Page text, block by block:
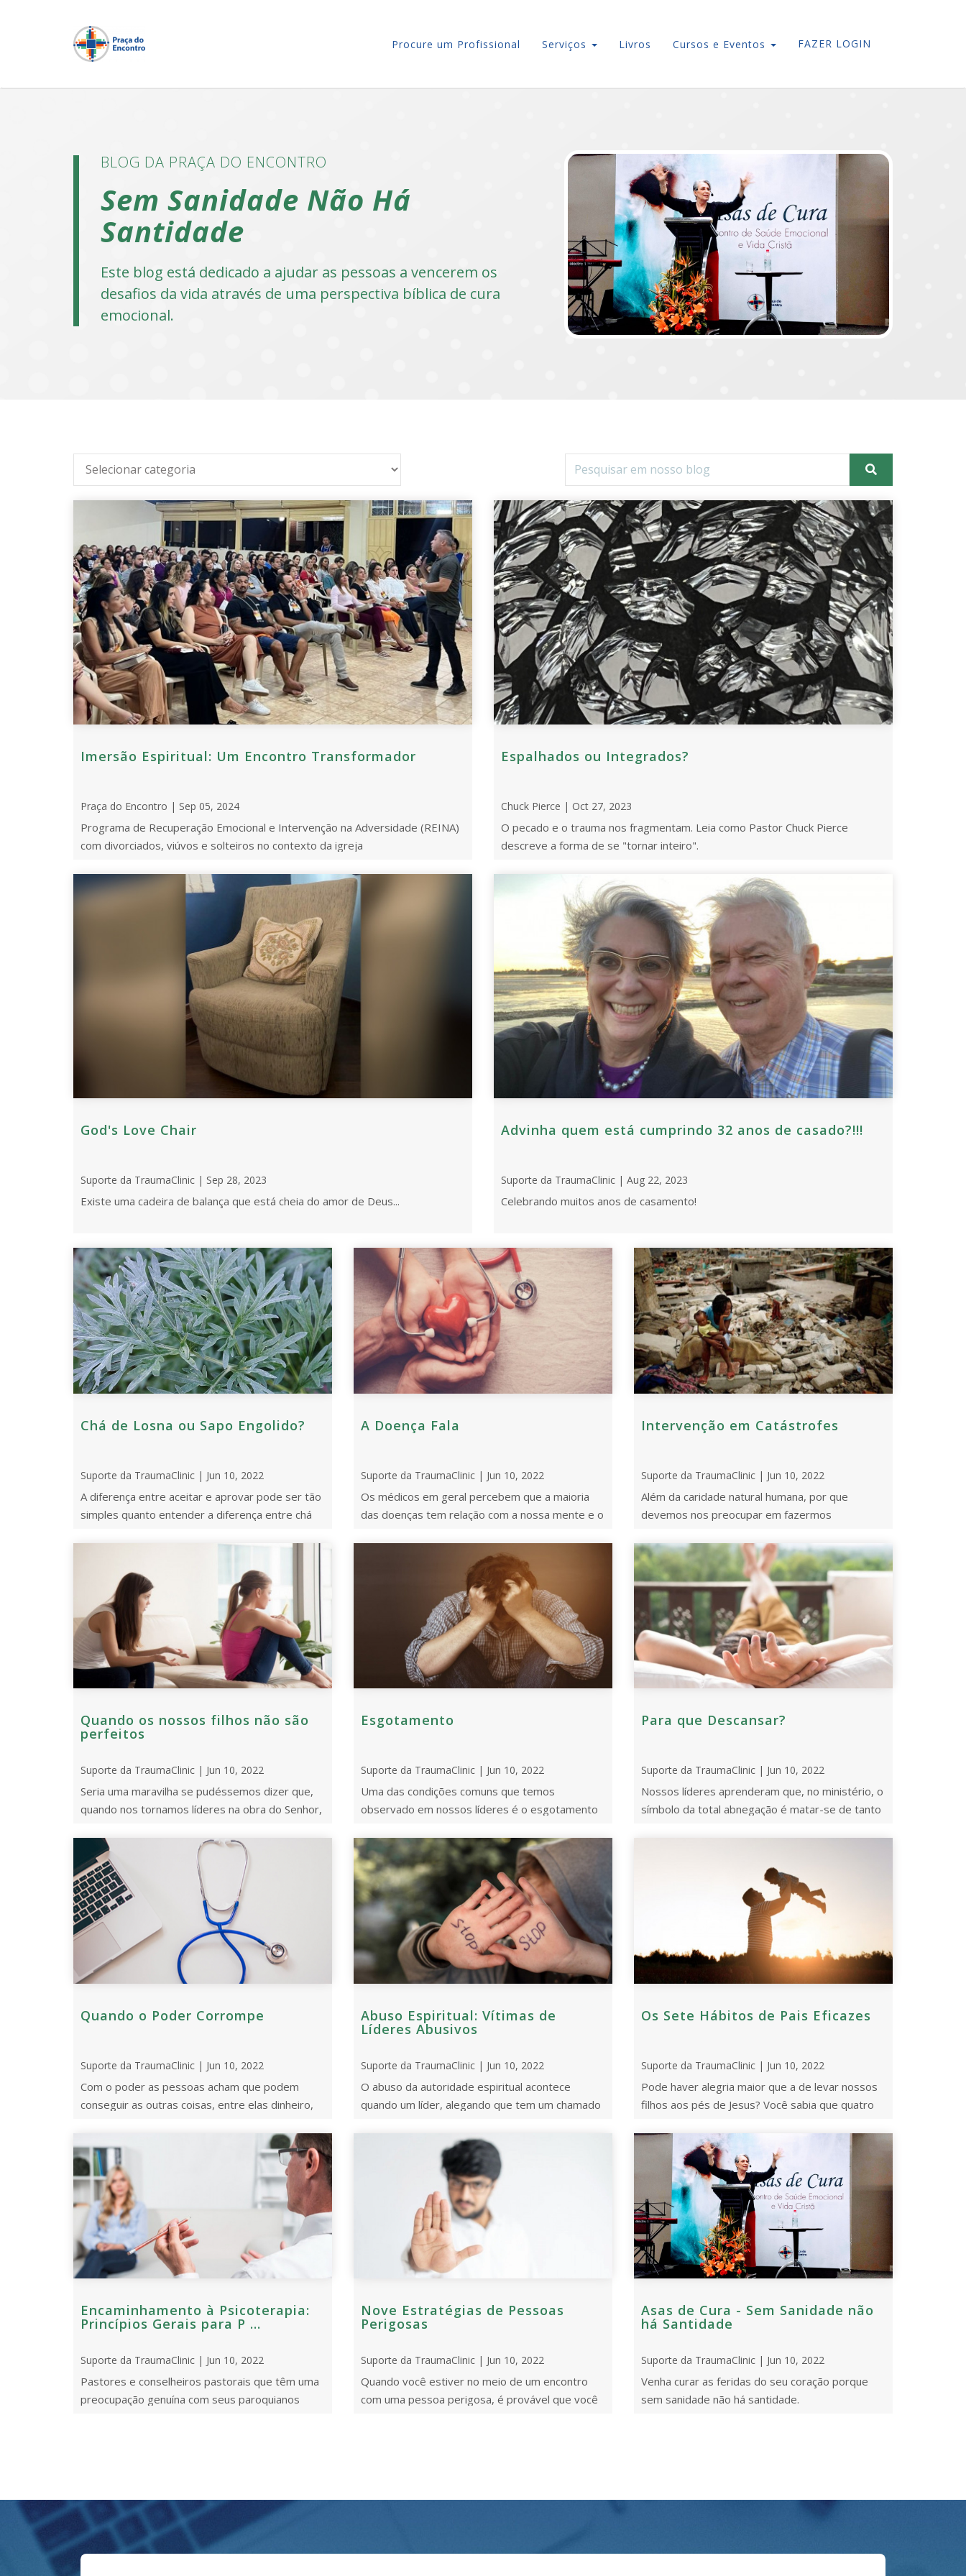
FAZER LOGIN
Procure um Profissional Serviços Livros Cursos e Eventos
BLOG DA PRAÇA DO ENCONTRO
Sem Sanidade Não Há
Santidade
Este blog está dedicado a ajudar as pessoas a vencerem os
desafios da vida através de uma perspectiva bíblica de cura
emocional.
Imersão Espiritual: Um Encontro Transformador
Praça do Encontro | Sep 05, 2024
Programa de Recuperação Emocional e Intervenção na Adversidade (REINA)
com divorciados, viúvos e solteiros no contexto da igreja
Espalhados ou Integrados?
Chuck Pierce | Oct 27, 2023
O pecado e o trauma nos fragmentam. Leia como Pastor Chuck Pierce
descreve a forma de se "tornar inteiro".
God's Love Chair
Suporte da TraumaClinic | Sep 28, 2023
Existe uma cadeira de balança que está cheia do amor de Deus...
Advinha quem está cumprindo 32 anos de casado?!!!
Suporte da TraumaClinic | Aug 22, 2023
Celebrando muitos anos de casamento!
Chá de Losna ou Sapo Engolido?
Suporte da TraumaClinic | Jun 10, 2022
A diferença entre aceitar e aprovar pode ser tão
simples quanto entender a diferença entre chá
A Doença Fala
Suporte da TraumaClinic | Jun 10, 2022
Os médicos em geral percebem que a maioria
das doenças tem relação com a nossa mente e o
Intervenção em Catástrofes
Suporte da TraumaClinic | Jun 10, 2022
Além da caridade natural humana, por que
devemos nos preocupar em fazermos
catástrofes? Há muitas razões ...
Quando os nossos filhos não são
perfeitos
Suporte da TraumaClinic | Jun 10, 2022
Seria uma maravilha se pudéssemos dizer que,
quando nos tornamos líderes na obra do Senhor,
Esgotamento
Suporte da TraumaClinic | Jun 10, 2022
Uma das condições comuns que temos
observado em nossos líderes é o esgotamento
(literalmente, [... ...
Para que Descansar?
Suporte da TraumaClinic | Jun 10, 2022
Nossos líderes aprenderam que, no ministério, o
símbolo da total abnegação é matar-se de tanto
Quando o Poder Corrompe
Suporte da TraumaClinic | Jun 10, 2022
Com o poder as pessoas acham que podem
conseguir as outras coisas, entre elas dinheiro,
Abuso Espiritual: Vítimas de
Líderes Abusivos
Suporte da TraumaClinic | Jun 10, 2022
O abuso da autoridade espiritual acontece
quando um líder, alegando que tem um chamado
Os Sete Hábitos de Pais Eficazes
Suporte da TraumaClinic | Jun 10, 2022
Pode haver alegria maior que a de levar nossos
filhos aos pés de Jesus? Você sabia que quatro
se ...
Encaminhamento à Psicoterapia:
Princípios Gerais para P ...
Suporte da TraumaClinic | Jun 10, 2022
Pastores e conselheiros pastorais que têm uma
preocupação genuína com seus paroquianos
Nove Estratégias de Pessoas
Perigosas
Suporte da TraumaClinic | Jun 10, 2022
Quando você estiver no meio de um encontro
com uma pessoa perigosa, é provável que você
Asas de Cura - Sem Sanidade não
há Santidade
Suporte da TraumaClinic | Jun 10, 2022
Venha curar as feridas do seu coração porque
sem sanidade não há santidade.